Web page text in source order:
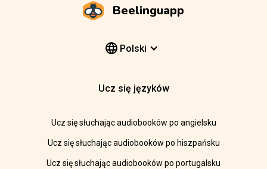
Beelinguapp
Polski
Ucz się języków
Ucz się słuchając audiobooków po angielsku
Ucz się słuchając audiobooków po hiszpańsku
Ucz się słuchając audiobooków po portugalsku